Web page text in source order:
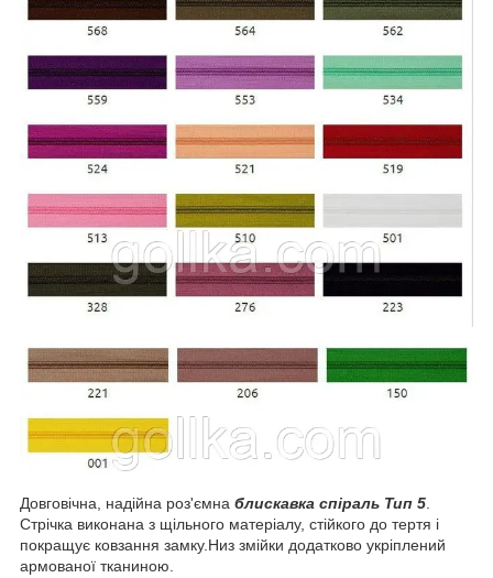
Довговічна, надійна роз'ємна блискавка спіраль Тип 5
Стрічка виконана з щільного матеріалу, стійкого до тертя і
покращує ковзання замку.Низ змійки додатково укріплений
армованої тканиною.